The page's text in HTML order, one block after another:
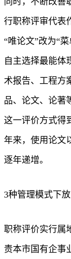
行职称评审代表
“唯论文”改为“
自主选择最能体
术报告、工程方
品、论文、论著
这一评价方式得
年来，使用论文
逐年递增。
3种管理模式下
职称评价实行属
责本市国有企事